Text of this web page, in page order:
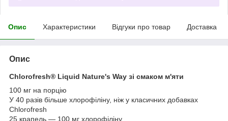
Опис Характеристики Відгуки про товар Доставка
Опис
Chlorofresh® Liquid Nature's Way зі смаком м'яти
100 мг на порцію
У 40 разів більше хлорофіліну, ніж у класичних добавках
Chlorofresh
25 крапель — 100 мг хлорофіліну